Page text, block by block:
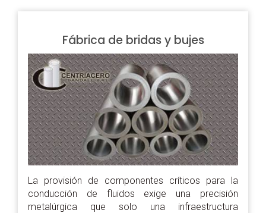
Fábrica de bridas y bujes
La provisión de componentes críticos para la
conducción de fluidos exige una precisión
metalúrgica que solo una infraestructura